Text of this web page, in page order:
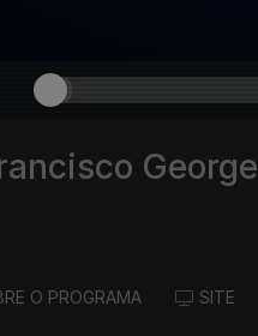
George
O PROGRAMA SITE